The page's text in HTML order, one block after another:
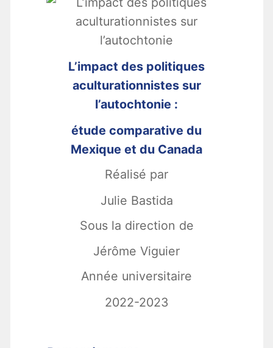
L’impact des politiques
aculturationnistes sur
l’autochtonie :
étude comparative du
Mexique et du Canada
Réalisé par
Julie Bastida
Sous la direction de
Jérôme Viguier
Année universitaire
2022-2023